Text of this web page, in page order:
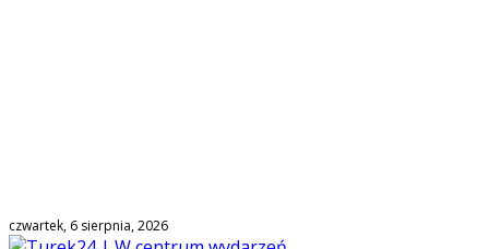
czwartek, 6 sierpnia, 2026